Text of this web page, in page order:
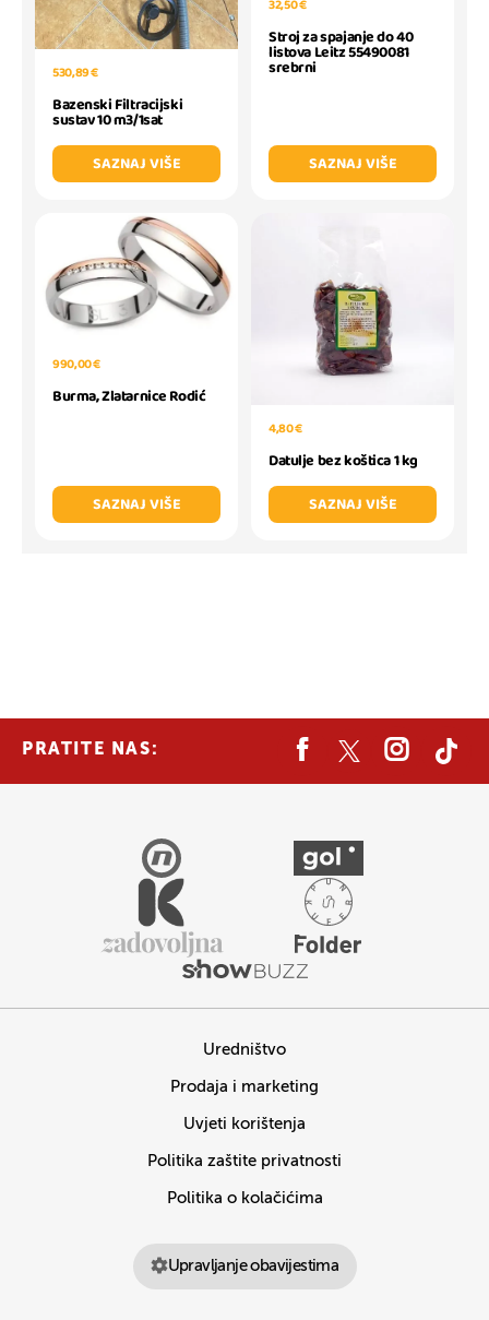
530,89 €
Bazenski Filtracijski
sustav 10 m3/1sat
SAZNAJ VIŠE
32,50 €
Stroj za spajanje do 40
listova Leitz 55490081
srebrni
SAZNAJ VIŠE
990,00 €
Burma, Zlatarnice Rodić
SAZNAJ VIŠE
4,80 €
Datulje bez koštica 1 kg
SAZNAJ VIŠE
PRATITE NAS:
Uredništvo
Prodaja i marketing
Uvjeti korištenja
Politika zaštite privatnosti
Politika o kolačićima
Upravljanje obavijestima